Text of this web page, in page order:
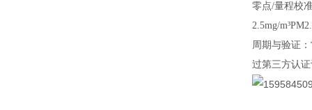
零点/量程校
2.5mg/
周期与验证
过第三方认